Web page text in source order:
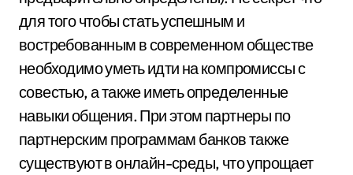
для того чтобы стать успешным и
востребованным в современном обществе
необходимо уметь идти на компромиссы с
совестью, а также иметь определенные
навыки общения. При этом партнеры по
партнерским программам банков также
существуют в онлайн-среды, что упрощает